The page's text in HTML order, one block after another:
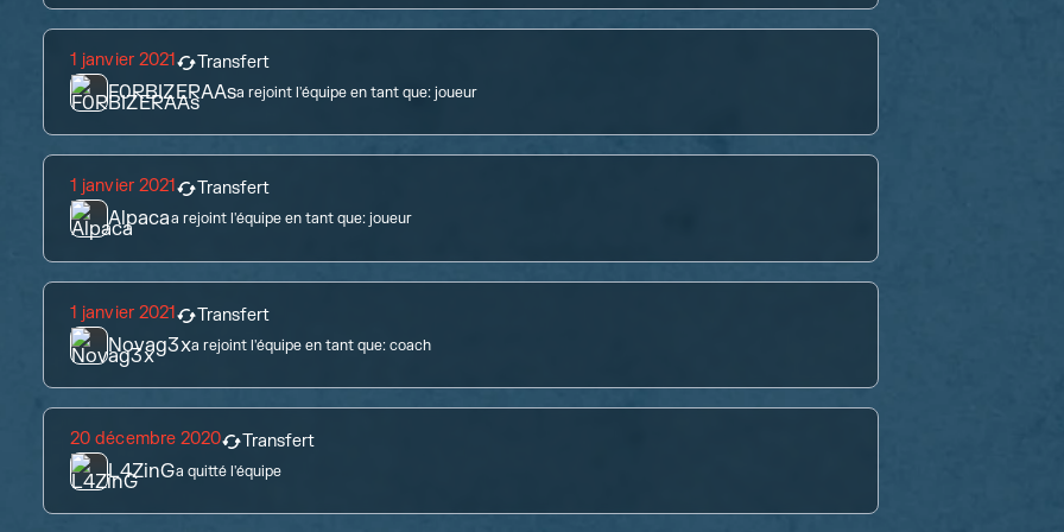
1 janvier 2021 Transfert
F0RBIZERAAsa rejoint l'équipe en tant que: joueur
1 janvier 2021 Transfert
Alpacaa rejoint l'équipe en tant que:joueur
1 janvier 2021 Transfert
Novag3xa rejoint l'équipe en tant que:coach
20 décembre 2020 Transfert
L4ZinGa quitté l'équipe